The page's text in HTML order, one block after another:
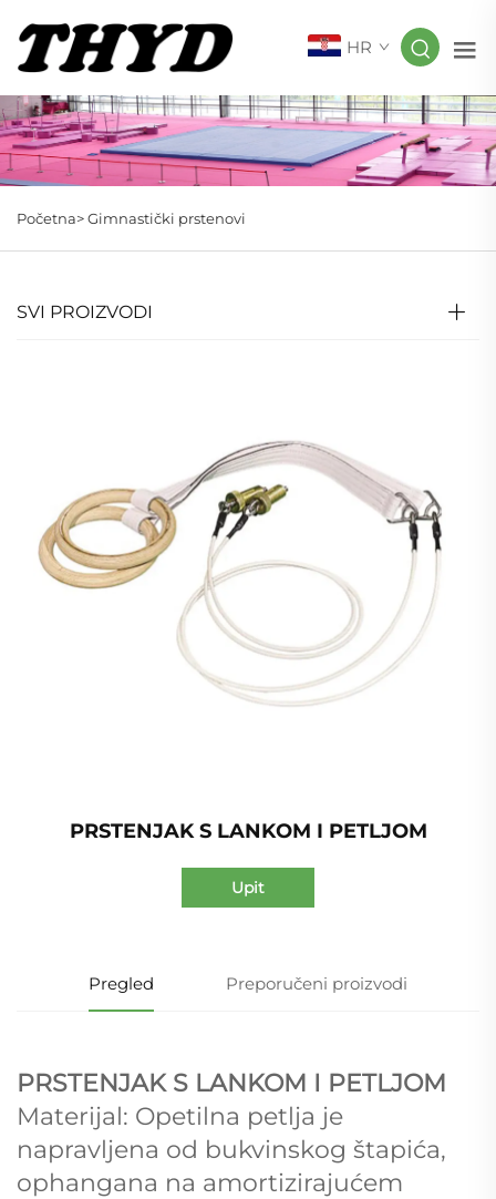
HR
Početna>Gimnastički prstenovi
SVI PROIZVODI
PRSTENJAK S LANKOM I PETLJOM
Upit
Pregled Preporučeni proizvodi
PRSTENJAK S LANKOM I PETLJOM
Materijal: Opetilna petlja je
napravljena od bukvinskog štapića,
ophangana na amortizirajućem